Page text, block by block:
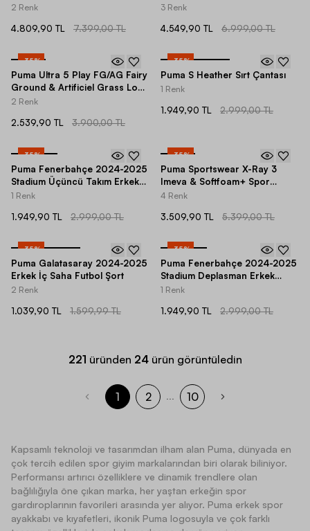
2 Renk
4.809,90 TL 7.399,00 TL
3 Renk
4.549,90 TL 6.999,00 TL
-35%
Puma Ultra 5 Play FG/AG Fairy
Ground & Artificiel Grass Low-
Top Erkek Krampon
2 Renk
2.539,90 TL 3.900,00 TL
-35%
Puma S Heather Sırt Çantası
1 Renk
1.949,90 TL 2.999,00 TL
-35%
Puma Fenerbahçe 2024-2025
Stadium Üçüncü Takım Erkek
Forma
1 Renk
1.949,90 TL 2.999,00 TL
-35%
Puma Sportswear X-Ray 3
Imeva & Softfoam+ Spor
Ayakkabı
4 Renk
3.509,90 TL 5.399,00 TL
-35%
Puma Galatasaray 2024-2025
Erkek İç Saha Futbol Şort
2 Renk
1.039,90 TL 1.599,99 TL
-35%
Puma Fenerbahçe 2024-2025
Stadium Deplasman Erkek
Forma
1 Renk
1.949,90 TL 2.999,00 TL
221 üründen 24 ürün görüntüledin
1 2 ... 10
Kapsamlı teknoloji ve tasarımdan ilham alan Puma, dünyada en
çok tercih edilen spor giyim markalarından biri olarak biliniyor.
Performansı artırıcı özelliklere ve dinamik trendlere olan
bağlılığıyla öne çıkan marka, her yaştan erkeğin spor
gardıroplarının favorileri arasında yer alıyor. Puma erkek spor
ayakkabı ve kıyafetleri, ikonik Puma logosuyla ve çok farklı